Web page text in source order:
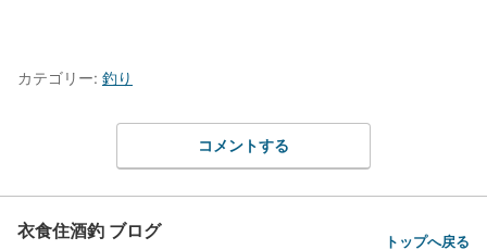
カテゴリー: 釣り
コメントする
衣食住酒釣 ブログ トップへ戻る